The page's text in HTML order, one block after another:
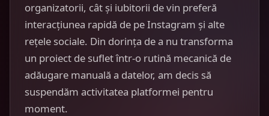
organizatorii, cât și iubitorii de vin preferă
interacțiunea rapidă de pe Instagram și alte
rețele sociale. Din dorința de a nu transforma
un proiect de suflet într-o rutină mecanică de
adăugare manuală a datelor, am decis să
suspendăm activitatea platformei pentru
moment.